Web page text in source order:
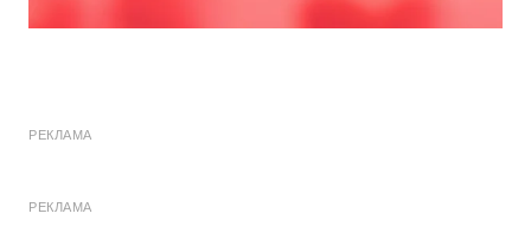
РЕКЛАМА
РЕКЛАМА